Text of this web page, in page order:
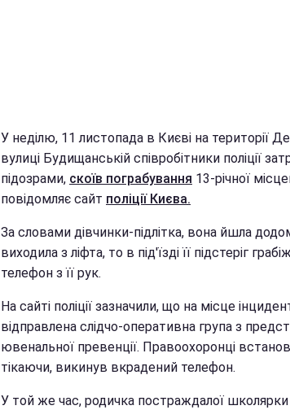
У неділю, 11 листопада в Києві на території
вулиці Будищанській співробітники поліції
підозрами, скоїв пограбування 13-річної
повідомляє сайт поліції Києва.
За словами дівчинки-підлітка, вона йшла
виходила з ліфта, то в під'їзді її підстеріг
телефон з її рук.
На сайті поліції зазначили, що на місце
відправлена слідчо-оперативна група з
ювенальної превенції. Правоохоронці
тікаючи, викинув вкрадений телефон.
У той же час, родичка постраждалої школярки